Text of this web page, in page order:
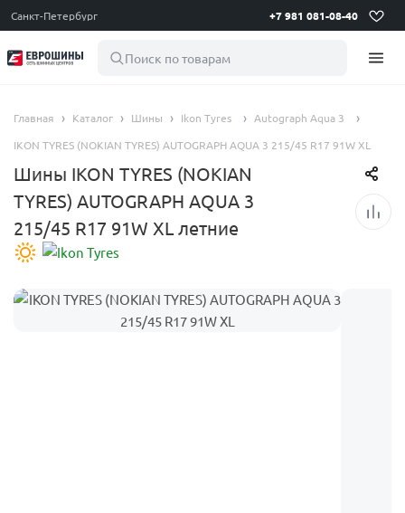
Санкт-Петербург +7 981 081-08-40
Поиск по товарам
Главная Каталог Шины Ikon Tyres
Autograph Aqua 3
IKON TYRES (NOKIAN TYRES) AUTOGRAPH AQUA 3 215/45 R17 91W XL
Шины IKON TYRES (NOKIAN
TYRES) AUTOGRAPH AQUA 3
215/45 R17 91W XL летние